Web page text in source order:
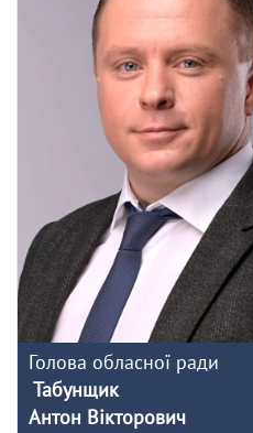
Голова обласної ради
Табунщик
Антон Вікторович